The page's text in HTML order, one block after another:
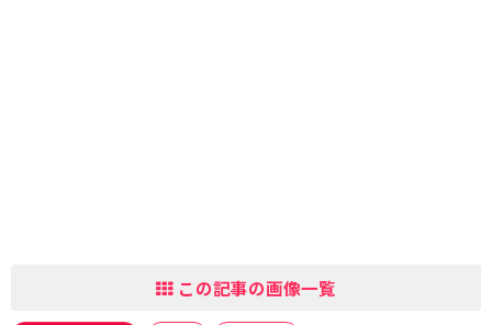
この記事の画像一覧